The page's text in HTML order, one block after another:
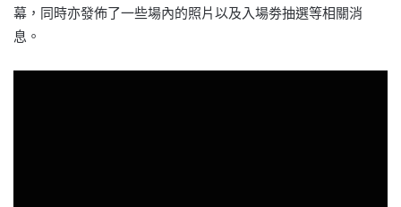
幕，同時亦發佈了一些場內的照片以及入場劵抽選等相關消
息。